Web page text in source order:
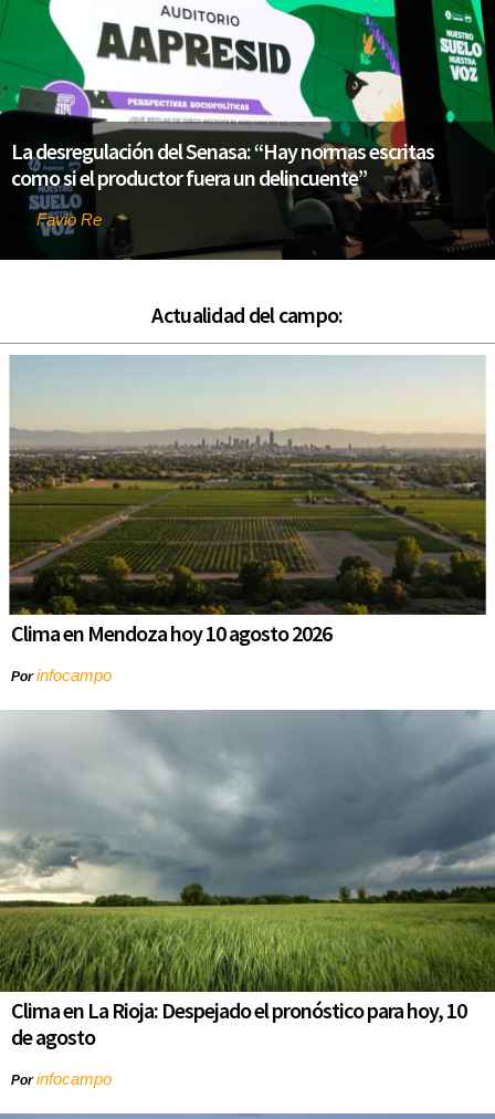
La desregulación del Senasa: “Hay normas escritas
como si el productor fuera un delincuente”
Favio Re
Actualidad del campo:
Clima en Mendoza hoy 10 agosto 2026
Porinfocampo
Clima en La Rioja: Despejado el pronóstico para hoy, 10
de agosto
Porinfocampo